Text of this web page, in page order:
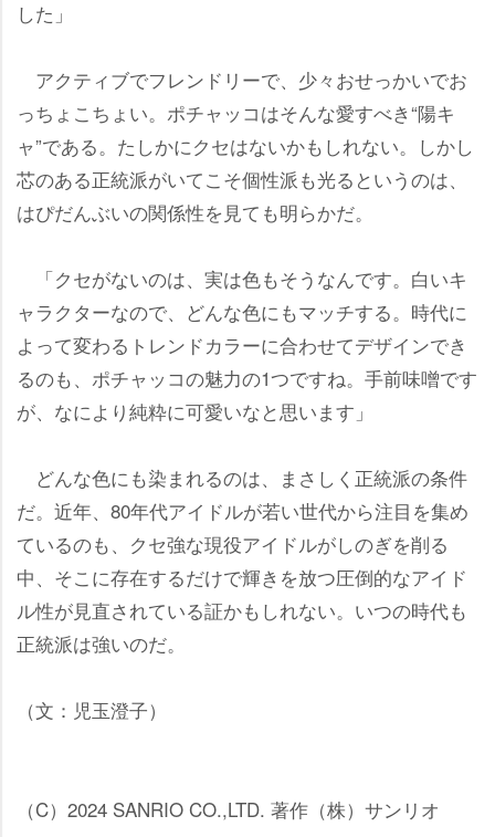
した」
アクティブでフレンドリーで、少々おせっかいでお
っちょこちょい。ポチャッコはそんな愛すべき“陽キ
ャ”である。たしかにクセはないかもしれない。しかし
芯のある正統派がいてこそ個性派も光るというのは、
はぴだんぶいの関係性を見ても明らかだ。
「クセがないのは、実は色もそうなんです。白いキ
ャラクターなので、どんな色にもマッチする。時代に
よって変わるトレンドカラーに合わせてデザインでき
るのも、ポチャッコの魅力の1つですね。手前味噌です
が、なにより純粋に可愛いなと思います」
どんな色にも染まれるのは、まさしく正統派の条件
だ。近年、80年代アイドルが若い世代から注目を集め
ているのも、クセ強な現役アイドルがしのぎを削る
中、そこに存在するだけで輝きを放つ圧倒的なアイド
ル性が見直されている証かもしれない。いつの時代も
正統派は強いのだ。
（文：児玉澄子）
（C）2024 SANRIO CO.,LTD. 著作（株）サンリオ